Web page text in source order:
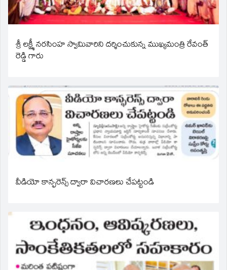
శ్రీ లక్ష్మీ నరసింహ స్వామివారిని దర్శించుకున్న ముఖ్యమంత్రి రేవంత్
రెడ్డి గారు
వీడియో కాన్ఫరెన్స్ ద్వారా విచారణలు చేపట్టండి